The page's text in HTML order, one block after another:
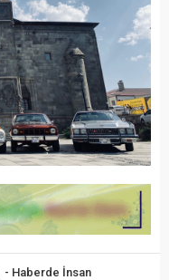
- Haberde İnsan